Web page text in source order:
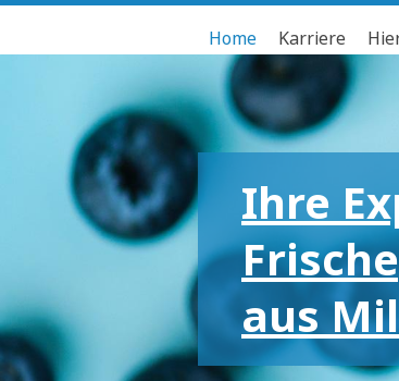
Home Karriere
Ihre
aus